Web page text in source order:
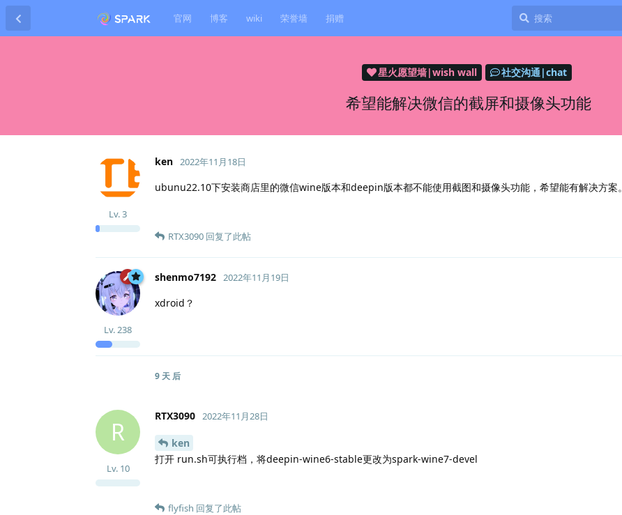
官网 博客 wiki 荣誉墙 捐赠
星火愿望墙|wish wall 社交沟通|chat
希望能解决微信的截屏和摄像头功能
ken
Lv.3
2022年11月18日
ubunu22.10下安装商店里的微信wine版本和deepin版本都不能使用截图和摄像头功能，希望能有解决方案。
RTX3090 回复了此帖
shenmo7192
Lv.238
2022年11月19日
xdroid？
9 天 后
R
RTX3090
Lv. 10
2022年11月28日
ken
打开 run.sh可执行档，将deepin-wine6-stable更改为spark-wine7-devel
flyfish 回复了此帖